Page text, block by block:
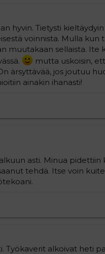
hyvin. Tietysti
voinnista. Mulla kun
muutakaan sellaista. Ite
mutta uskoisin,
ärsyttävää, jos joutuu
ainakin ihanasti!
asti. Minua pidettiin
tehdä. Itse voin
Työkaverit alkoivat heti